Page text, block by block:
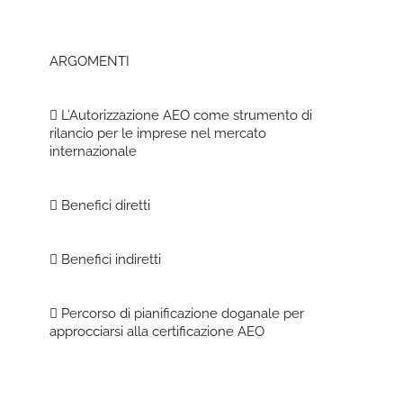
ARGOMENTI
 L’Autorizzazione AEO come strumento di
rilancio per le imprese nel mercato
internazionale
 Benefici diretti
 Benefici indiretti
 Percorso di pianificazione doganale per
approcciarsi alla certificazione AEO